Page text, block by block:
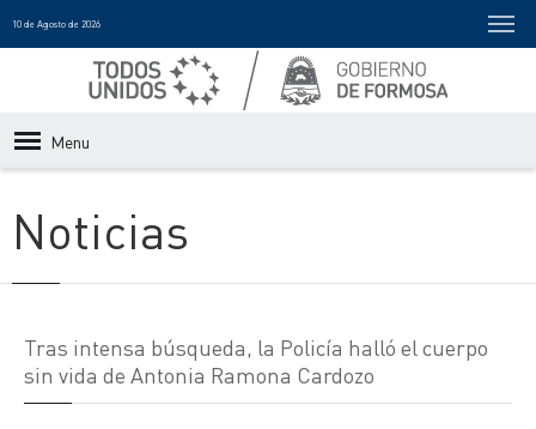
10 de Agosto de 2026
Menu
Noticias
Tras intensa búsqueda, la Policía halló el cuerpo
sin vida de Antonia Ramona Cardozo